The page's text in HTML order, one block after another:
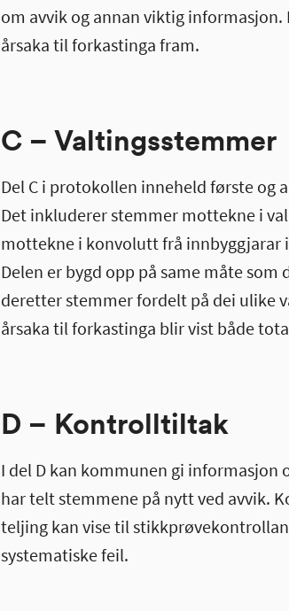
om avvik og annan viktig
årsaka til forkastinga fram.
C – Valtingsstemmer
Del C i protokollen inneheld første og
Det inkluderer stemmer mottekne i
mottekne i konvolutt frå innbyggjarar
Delen er bygd opp på same måte
deretter stemmer fordelt på dei ulike
årsaka til forkastinga blir vist både
D – Kontrolltiltak
I del D kan kommunen gi
har telt stemmene på nytt ved avvik.
teljing kan vise til
systematiske feil.